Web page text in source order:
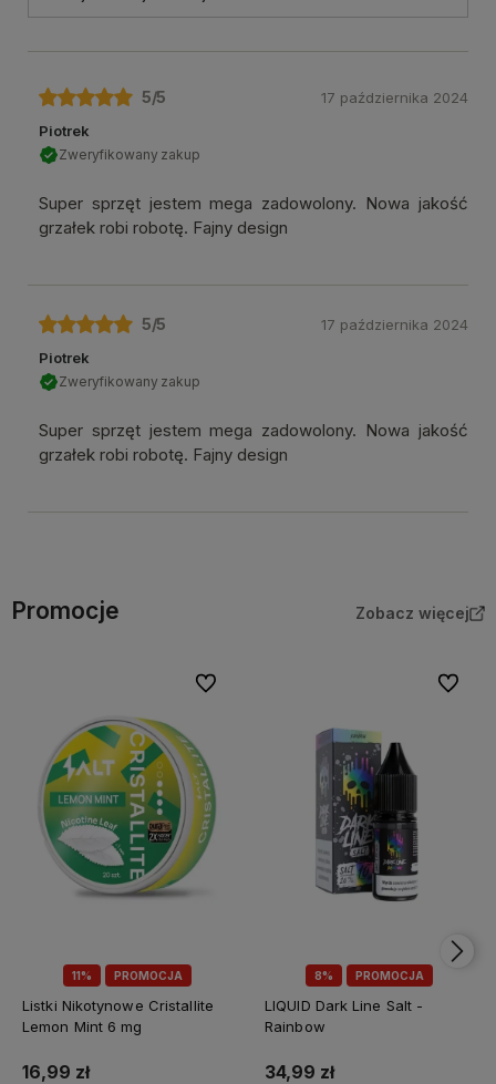
5/5
Piotrek
Zweryfikowany zakup
Super sprzęt jestem mega zadowolony. Nowa jakość
grzałek robi robotę. Fajny design
17 października 2024
5/5
Piotrek
Zweryfikowany zakup
Super sprzęt jestem mega zadowolony. Nowa jakość
grzałek robi robotę. Fajny design
17 października 2024
Promocje Zobacz więcej
11% PROMOCJA
Listki Nikotynowe Cristallite
Lemon Mint 6 mg
16,99 zł
Do ulubionych
8% PROMOCJA
LIQUID Dark Line Salt -
Rainbow
34,99 zł
Do